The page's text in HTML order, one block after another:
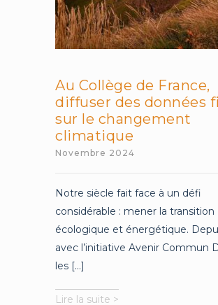
Au Collège de France,
diffuser des données
sur le changement
climatique
Novembre 2024
Notre siècle fait face à un défi
considérable : mener la transition
écologique et énergétique.
avec l’initiative Avenir Commun
les [...]
Lire la suite >